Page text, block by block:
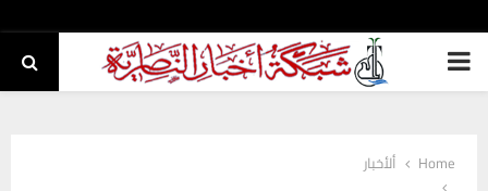
PRIMARY
Home
ألأخبار